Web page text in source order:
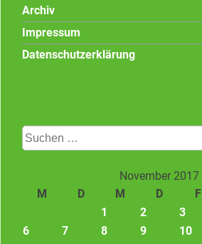
Archiv
Impressum
Datenschutzerklärung
Suchen
nach:
November 2017
M
D M D F
1
2 3
6
7 8 9 10